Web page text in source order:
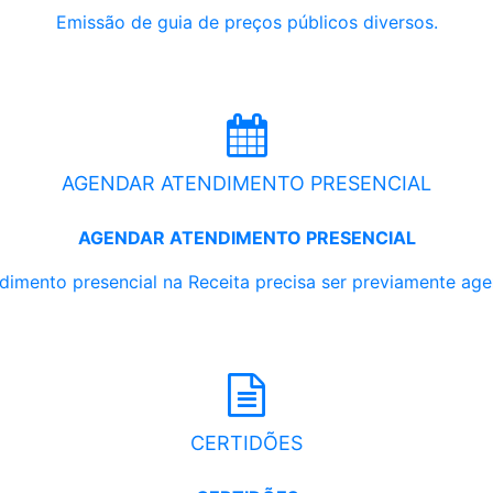
Emissão de guia de preços públicos diversos.
AGENDAR ATENDIMENTO PRESENCIAL
AGENDAR ATENDIMENTO PRESENCIAL
presencial na Receita precisa ser previamente
CERTIDÕES